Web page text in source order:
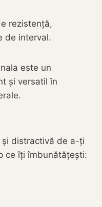
rezistență,
de interval.
este un
și versatil în
distractivă de a-ți
ce îți îmbunătățești: